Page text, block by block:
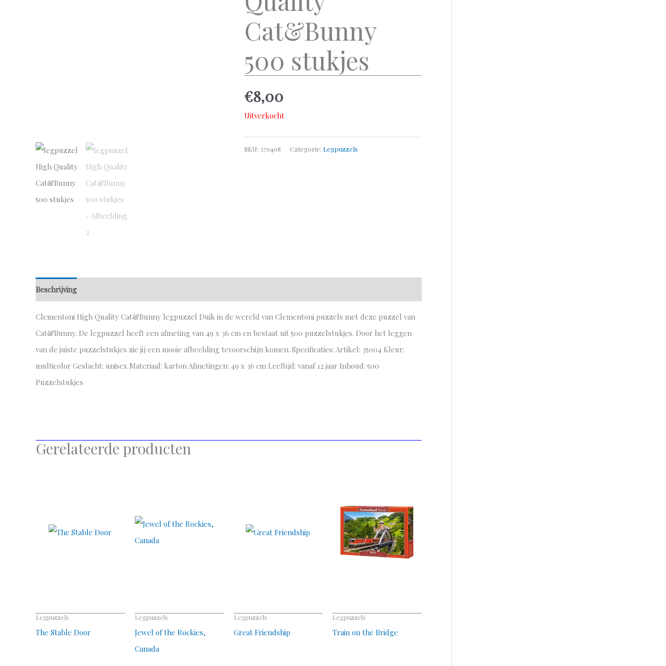
Cat&Bunny
500 stukjes
€8,00
Uitverkocht
SKU: 370408 Categorie: Legpuzzels
Beschrijving
Clementoni High Quality Cat&Bunny legpuzzel Duik in de wereld van Clementoni puzzels met deze puzzel van
Cat&Bunny. De legpuzzel heeft een afmeting van 49 x 36 cm en bestaat uit 500 puzzelstukjes. Door het leggen
van de juiste puzzelstukjes zie jij een mooie afbeelding tevoorschijn komen. Specificaties: Artikel: 35004 Kleur:
multicolor Geslacht: unisex Materiaal: karton Afmetingen: 49 x 36 cm Leeftijd: vanaf 12 jaar Inhoud: 500
Puzzelstukjes
Gerelateerde producten
Legpuzzels
The Stable Door
Legpuzzels
Jewel of the Rockies,
Canada
Legpuzzels
Great Friendship
Legpuzzels
Train on the Bridge